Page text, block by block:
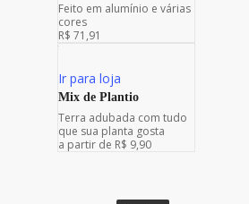
Feito em alumínio e várias
cores
R$ 71,91
Ir para loja
Mix de Plantio
Terra adubada com tudo
que sua planta gosta
a partir de R$ 9,90